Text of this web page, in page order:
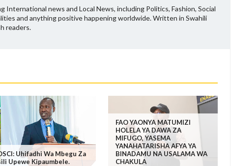
International news and Local News, including Politics, Fashion, Social
and anything positive happening worldwide. Written in Swahili
readers.
Uhifadhi Wa Mbegu Za
Upewe Kipaumbele.
FAO YAONYA MATUMIZI
HOLELA YA DAWA ZA
MIFUGO, YASEMA
YANAHATARISHA AFYA YA
BINADAMU NA USALAMA WA
CHAKULA